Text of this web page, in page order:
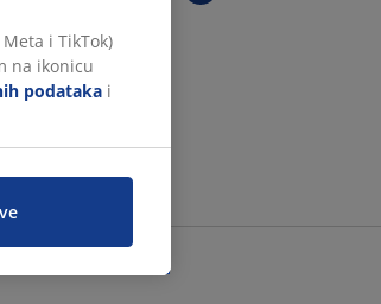
i TikTok)
na ikonicu
podataka i